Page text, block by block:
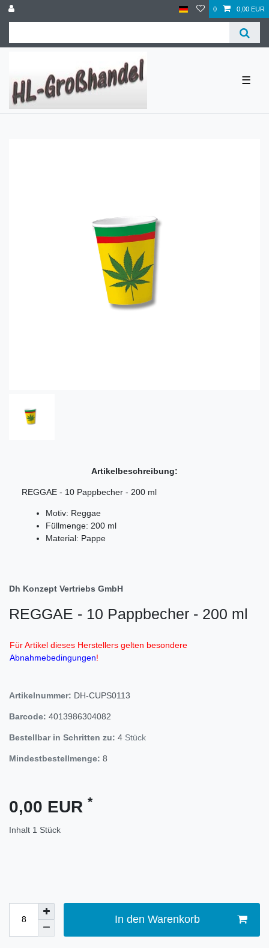
0 0,00 EUR
☰
Artikelbeschreibung:
REGGAE - 10 Pappbecher - 200 ml
Motiv: Reggae
Füllmenge: 200 ml
Material: Pappe
Dh Konzept Vertriebs GmbH
REGGAE - 10 Pappbecher - 200 ml
Für Artikel dieses Herstellers gelten besondere
Abnahmebedingungen!
Artikelnummer: DH-CUPS0113
Barcode: 4013986304082
Bestellbar in Schritten zu: 4 Stück
Mindestbestellmenge: 8
0,00 EUR *
Inhalt 1 Stück
In den Warenkorb